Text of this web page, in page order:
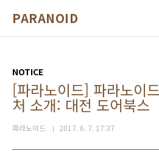
PARANOID
NOTICE
[파라노이드] 파라노이
처 소개: 대전 도어북스
파라노이드 2017. 6. 7. 17:37